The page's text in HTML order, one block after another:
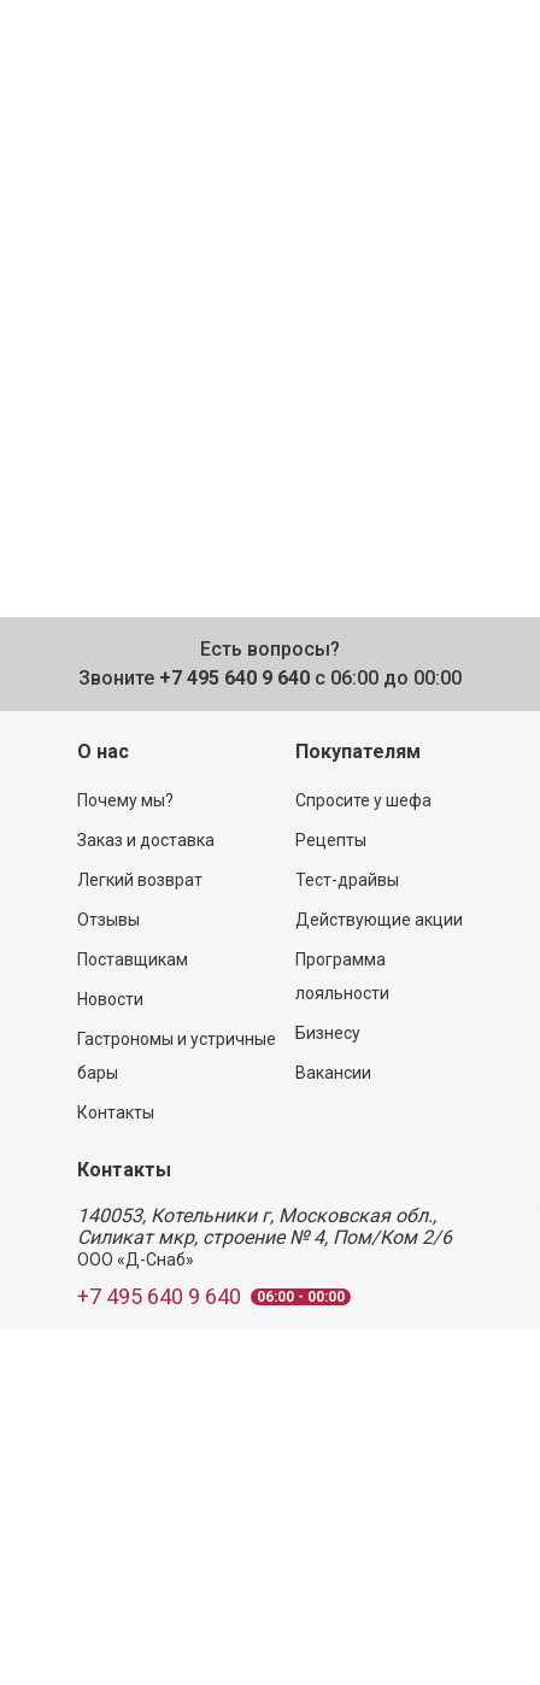
Есть вопросы?
Звоните +7 495 640 9 640 с 06:00 до 00:00
О нас
Почему мы?
Заказ и доставка
Легкий возврат
Отзывы
Поставщикам
Новости
Гастрономы и устричные
бары
Контакты
Покупателям
Спросите у шефа
Рецепты
Тест-драйвы
Действующие акции
Программа
лояльности
Бизнесу
Вакансии
Контакты
140053, Котельники г, Московская обл.,
Силикат мкр, строение № 4, Пом/Ком 2/6
ООО «Д-Снаб»
+7 495 640 9 640 06:00 - 00:00